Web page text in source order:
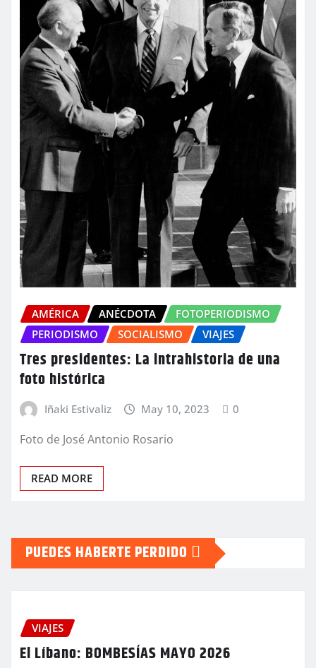
AMÉRICA ANÉCDOTA
FOTOPERIODISMO
PERIODISMO
SOCIALISMO VIAJES
Tres presidentes: La intrahistoria de una
foto histórica
Iñaki Estivaliz May 10, 2023 0
Foto de José Antonio Rosario
READ MORE
PUEDES HABERTE PERDIDO
VIAJES
El Líbano: BOMBESÍAS MAYO 2026